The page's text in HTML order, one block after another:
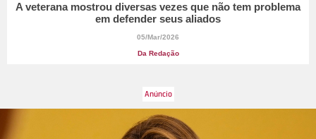
A veterana mostrou diversas vezes que não tem problema
em defender seus aliados
05/Mar/2026
Da Redação